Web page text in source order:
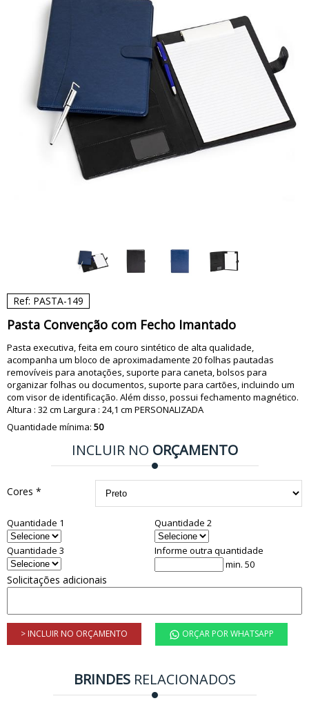
Ref: PASTA-149
Pasta Convenção com Fecho Imantado
Pasta executiva, feita em couro sintético de alta qualidade,
acompanha um bloco de aproximadamente 20 folhas pautadas
removíveis para anotações, suporte para caneta, bolsos para
organizar folhas ou documentos, suporte para cartões, incluindo um
com visor de identificação. Além disso, possui fechamento magnético.
Altura : 32 cm Largura : 24,1 cm PERSONALIZADA
Quantidade mínima: 50
INCLUIR NO ORÇAMENTO
Cores *
Quantidade 1 Quantidade 2
Quantidade 3
Informe outra quantidade
min. 50
Solicitações adicionais
> INCLUIR NO ORÇAMENTO ORÇAR POR WHATSAPP
BRINDESRELACIONADOS